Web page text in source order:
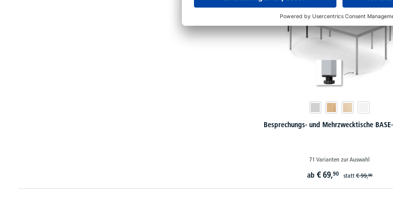
Besprechungs- und Mehrzwecktische
71 Varianten zur Auswahl
ab € 69,90 statt€ 99,90